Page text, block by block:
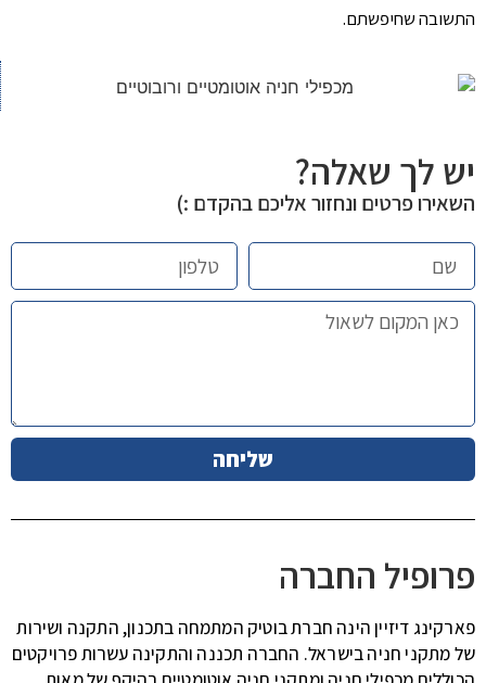
התשובה שחיפשתם.
יש לך שאלה?
השאירו פרטים ונחזור אליכם בהקדם :)
שליחה
פרופיל החברה
פארקינג דיזיין הינה חברת בוטיק המתמחה בתכנון, התקנה ושירות
של מתקני חניה בישראל. החברה תכננה והתקינה עשרות פרויקטים